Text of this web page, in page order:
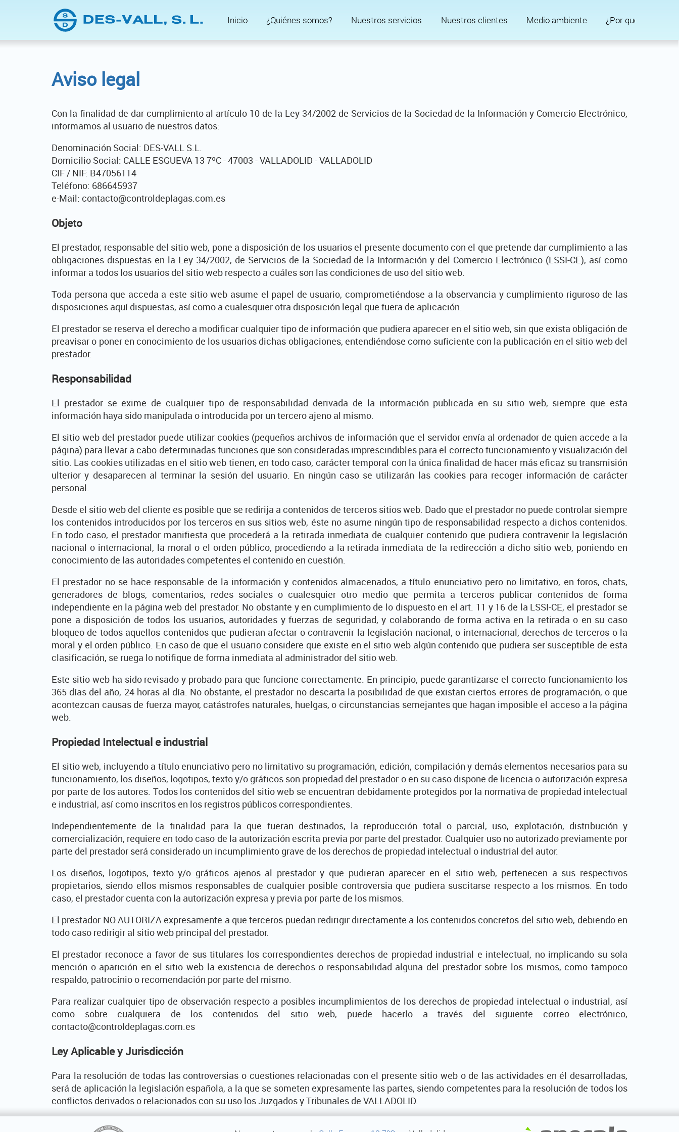
Inicio ¿Quiénes somos? Nuestros servicios Nuestros clientes Medio ambiente ¿Por qué?
Aviso legal
Con la finalidad de dar cumplimiento al artículo 10 de la Ley 34/2002 de Servicios de la Sociedad de la Información y Comercio Electrónico,
informamos al usuario de nuestros datos:
Denominación Social: DES-VALL S.L.
Domicilio Social: CALLE ESGUEVA 13 7ºC - 47003 - VALLADOLID - VALLADOLID
CIF / NIF: B47056114
Teléfono: 686645937
e-Mail: contacto@controldeplagas.com.es
Objeto
El prestador, responsable del sitio web, pone a disposición de los usuarios el presente documento con el que pretende dar cumplimiento a las
obligaciones dispuestas en la Ley 34/2002, de Servicios de la Sociedad de la Información y del Comercio Electrónico (LSSI-CE), así como
informar a todos los usuarios del sitio web respecto a cuáles son las condiciones de uso del sitio web.
Toda persona que acceda a este sitio web asume el papel de usuario, comprometiéndose a la observancia y cumplimiento riguroso de las
disposiciones aquí dispuestas, así como a cualesquier otra disposición legal que fuera de aplicación.
El prestador se reserva el derecho a modificar cualquier tipo de información que pudiera aparecer en el sitio web, sin que exista obligación de
preavisar o poner en conocimiento de los usuarios dichas obligaciones, entendiéndose como suficiente con la publicación en el sitio web del
prestador.
Responsabilidad
El prestador se exime de cualquier tipo de responsabilidad derivada de la información publicada en su sitio web, siempre que esta
información haya sido manipulada o introducida por un tercero ajeno al mismo.
El sitio web del prestador puede utilizar cookies (pequeños archivos de información que el servidor envía al ordenador de quien accede a la
página) para llevar a cabo determinadas funciones que son consideradas imprescindibles para el correcto funcionamiento y visualización del
sitio. Las cookies utilizadas en el sitio web tienen, en todo caso, carácter temporal con la única finalidad de hacer más eficaz su transmisión
ulterior y desaparecen al terminar la sesión del usuario. En ningún caso se utilizarán las cookies para recoger información de carácter
personal.
Desde el sitio web del cliente es posible que se redirija a contenidos de terceros sitios web. Dado que el prestador no puede controlar siempre
los contenidos introducidos por los terceros en sus sitios web, éste no asume ningún tipo de responsabilidad respecto a dichos contenidos.
En todo caso, el prestador manifiesta que procederá a la retirada inmediata de cualquier contenido que pudiera contravenir la legislación
nacional o internacional, la moral o el orden público, procediendo a la retirada inmediata de la redirección a dicho sitio web, poniendo en
conocimiento de las autoridades competentes el contenido en cuestión.
El prestador no se hace responsable de la información y contenidos almacenados, a título enunciativo pero no limitativo, en foros, chats,
generadores de blogs, comentarios, redes sociales o cualesquier otro medio que permita a terceros publicar contenidos de forma
independiente en la página web del prestador. No obstante y en cumplimiento de lo dispuesto en el art. 11 y 16 de la LSSI-CE, el prestador se
pone a disposición de todos los usuarios, autoridades y fuerzas de seguridad, y colaborando de forma activa en la retirada o en su caso
bloqueo de todos aquellos contenidos que pudieran afectar o contravenir la legislación nacional, o internacional, derechos de terceros o la
moral y el orden público. En caso de que el usuario considere que existe en el sitio web algún contenido que pudiera ser susceptible de esta
clasificación, se ruega lo notifique de forma inmediata al administrador del sitio web.
Este sitio web ha sido revisado y probado para que funcione correctamente. En principio, puede garantizarse el correcto funcionamiento los
365 días del año, 24 horas al día. No obstante, el prestador no descarta la posibilidad de que existan ciertos errores de programación, o que
acontezcan causas de fuerza mayor, catástrofes naturales, huelgas, o circunstancias semejantes que hagan imposible el acceso a la página
web.
Propiedad Intelectual e industrial
El sitio web, incluyendo a título enunciativo pero no limitativo su programación, edición, compilación y demás elementos necesarios para su
funcionamiento, los diseños, logotipos, texto y/o gráficos son propiedad del prestador o en su caso dispone de licencia o autorización expresa
por parte de los autores. Todos los contenidos del sitio web se encuentran debidamente protegidos por la normativa de propiedad intelectual
e industrial, así como inscritos en los registros públicos correspondientes.
Independientemente de la finalidad para la que fueran destinados, la reproducción total o parcial, uso, explotación, distribución y
comercialización, requiere en todo caso de la autorización escrita previa por parte del prestador. Cualquier uso no autorizado previamente por
parte del prestador será considerado un incumplimiento grave de los derechos de propiedad intelectual o industrial del autor.
Los diseños, logotipos, texto y/o gráficos ajenos al prestador y que pudieran aparecer en el sitio web, pertenecen a sus respectivos
propietarios, siendo ellos mismos responsables de cualquier posible controversia que pudiera suscitarse respecto a los mismos. En todo
caso, el prestador cuenta con la autorización expresa y previa por parte de los mismos.
El prestador NO AUTORIZA expresamente a que terceros puedan redirigir directamente a los contenidos concretos del sitio web, debiendo en
todo caso redirigir al sitio web principal del prestador.
El prestador reconoce a favor de sus titulares los correspondientes derechos de propiedad industrial e intelectual, no implicando su sola
mención o aparición en el sitio web la existencia de derechos o responsabilidad alguna del prestador sobre los mismos, como tampoco
respaldo, patrocinio o recomendación por parte del mismo.
Para realizar cualquier tipo de observación respecto a posibles incumplimientos de los derechos de propiedad intelectual o industrial, así
como sobre cualquiera de los contenidos del sitio web, puede hacerlo a través del siguiente correo electrónico,
contacto@controldeplagas.com.es
Ley Aplicable y Jurisdicción
Para la resolución de todas las controversias o cuestiones relacionadas con el presente sitio web o de las actividades en él desarrolladas,
será de aplicación la legislación española, a la que se someten expresamente las partes, siendo competentes para la resolución de todos los
conflictos derivados o relacionados con su uso los Juzgados y Tribunales de VALLADOLID.